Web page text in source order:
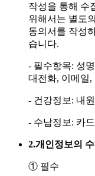
작성을 통해 수
위해서는 별도
동의서를 작성
습니다.
- 필수항목: 성
대전화, 이메일
- 건강정보: 내
- 수납정보: 카
2.개인정보의
① 필수